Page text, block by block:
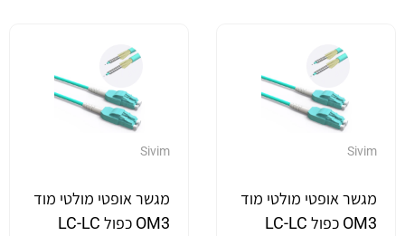
Sivim
מגשר אופטי מולטי מוד
OM3 כפול LC-LC
Sivim
מגשר אופטי מולטי מוד
OM3 כפול LC-LC